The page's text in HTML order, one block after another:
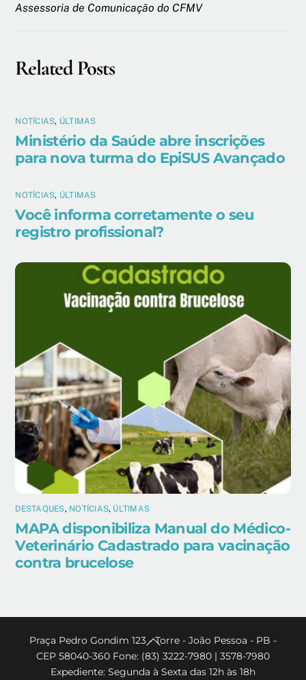
Assessoria de Comunicação do CFMV
Related Posts
NOTÍCIAS, ÚLTIMAS
Ministério da Saúde abre inscrições
para nova turma do EpiSUS Avançado
NOTÍCIAS, ÚLTIMAS
Você informa corretamente o seu
registro profissional?
DESTAQUES, NOTÍCIAS, ÚLTIMAS
MAPA disponibiliza Manual do Médico-
Veterinário Cadastrado para vacinação
contra brucelose
Back
To
Top
Praça Pedro Gondim 123 - Torre - João Pessoa - PB -
CEP 58040-360 Fone: (83) 3222-7980 | 3578-7980
Expediente: Segunda à Sexta das 12h às 18h